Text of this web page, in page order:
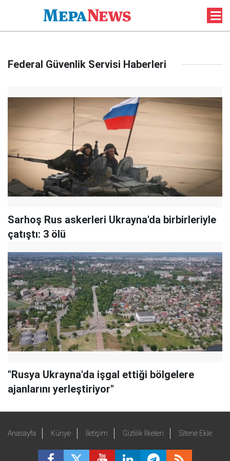
Federal Güvenlik Servisi Haberleri
Sarhoş Rus askerleri Ukrayna'da birbirleriyle
çatıştı: 3 ölü
"Rusya Ukrayna'da işgal ettiği bölgelere
ajanlarını yerleştiriyor"
Anasayfa Künye İletişim Gizlilik İlkeleri Sitene Ekle